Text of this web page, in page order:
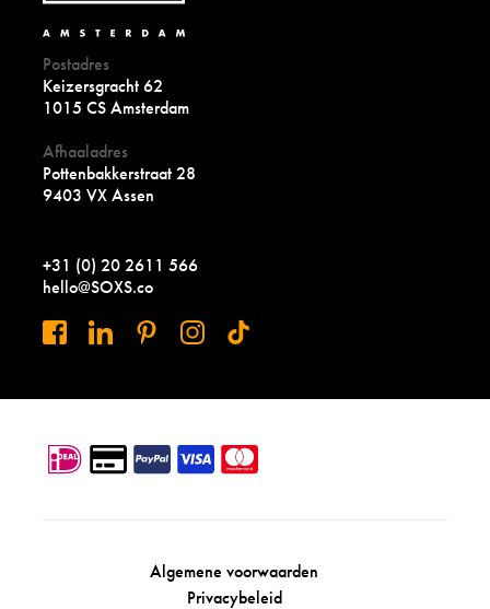
Postadres
Keizersgracht 62
1015 CS Amsterdam
Afhaaladres
Pottenbakkerstraat 28
9403 VX Assen
+31 (0) 20 2611 566
hello@SOXS.co
Algemene voorwaarden
Privacybeleid